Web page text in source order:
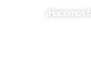
¡Hacemos